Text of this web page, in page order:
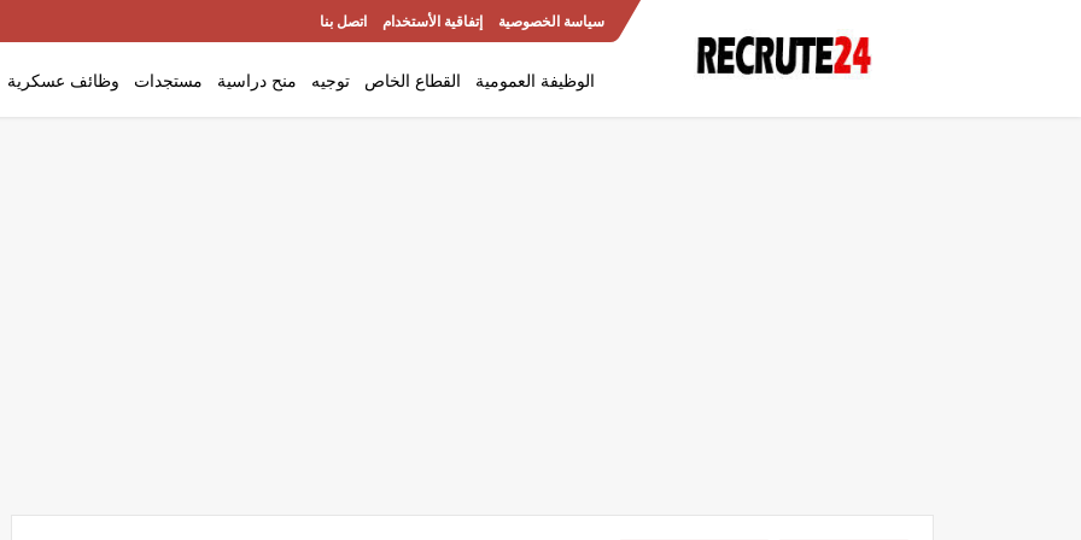
سياسة الخصوصية إتفاقية الأستخدام اتصل بنا
الوظيفة العمومية القطاع الخاص توجيه منح دراسية مستجدات وظائف عسكرية